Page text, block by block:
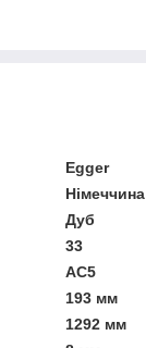
Egger
Німеччина
Дуб
33
АС5
193 мм
1292 мм